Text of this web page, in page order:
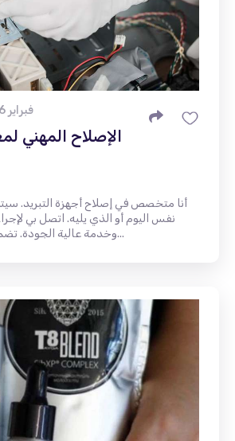
فبراير 6, 2024, 12:46 م
الإصلاح المهني
أنا متخصص في إصلاح أجهزة التبريد.
نفس اليوم أو الذي يليه. اتصل بي
وخدمة عالية الجودة. تضمن خبرتي ومهاراتي...